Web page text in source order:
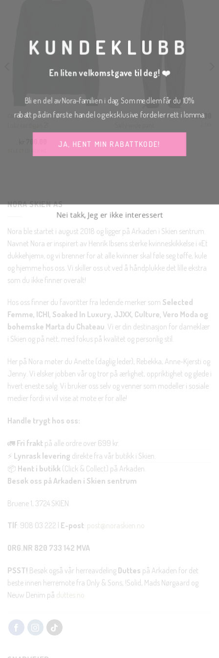
CARDIGAN BUKSE kr500.00
NORA SKIEN AS
Nora ble startet i august 2018 og ligger på Arkaden i Skien sentrum.
Navnet Nora er inspirert av Henrik Ibsens sterke kvinneskikkelse i «Et
dukkehjem», og vi brenner for at alle kvinner skal føle seg tøffe, kule
og hjemme hos oss. Vi skiller oss ut ved å håndplukke det lille ekstra
som du ikke finner overalt!
Hos oss finner du favoritter fra ledende merker som Selected
Femme, ICHI, Soaked In Luxury, JJXX, Culture, Vero Moda og
bohemske Marta du Chateau. Vi er din destinasjon for dameklær
i Skien og på nett, med fokus på kvalitet og personlig stil.
Her på Nora møter du Anette (daglig leder), Rebekka, Anne-Kjersti og
Jenny. Vi elsker jobben vår og tror på ærlighet, oppriktighet og glede i
hvert eneste salg. Vi bruker oss selv og venner som modeller i sosiale
medier fordi vi vil vise at mote er for alle!
Handle trygt hos oss:
🚛 Fri frakt på alle ordre over 699 kr.
⚡ Lynrask levering direkte fra vår butikk i Skien.
📦 Hent i butikk (Click & Collect) på Arkaden.
Besøk oss på Arkaden i Skien sentrum
Bruene 1, 3724 SKIEN
Tlf: 908 03 222 | E-post: post@noraskien.no
ORG.NR 820 733 142 MVA
PSST! Besøk også vår herreavdeling Duttes på Arkaden for det
beste innen herremote fra Only & Sons, !Solid, Mads Nørgaard og
Neuw Denim på duttes.no
KUNDEKLUBB
En liten velkomstgave til deg! ❤️
Bli en del av Nora-familien i dag. Som medlem får du 10%
rabatt på din første handel og eksklusive fordeler rett i lomma.
Nei takk, Jeg er ikke interessert